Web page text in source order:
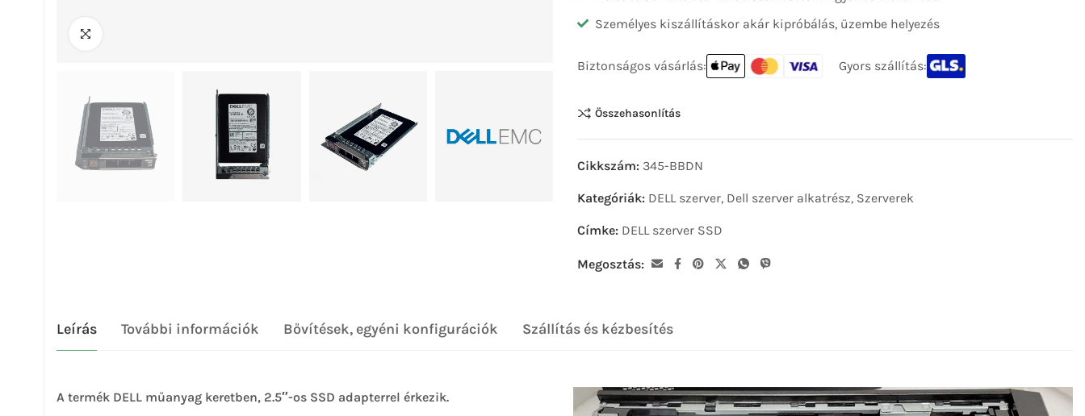
Személyes kiszállításkor akár kipróbálás, üzembe helyezés
Biztonságos vásárlás: Gyors szállítás:
Összehasonlítás
Cikkszám: 345-BBDN
Kategóriák: DELL szerver, Dell szerver alkatrész, Szerverek
Címke: DELL szerver SSD
Megosztás:
Leírás További információk Bővítések, egyéni konfigurációk Szállítás és kézbesítés
A termék DELL műanyag keretben, 2.5″-os SSD adapterrel érkezik.